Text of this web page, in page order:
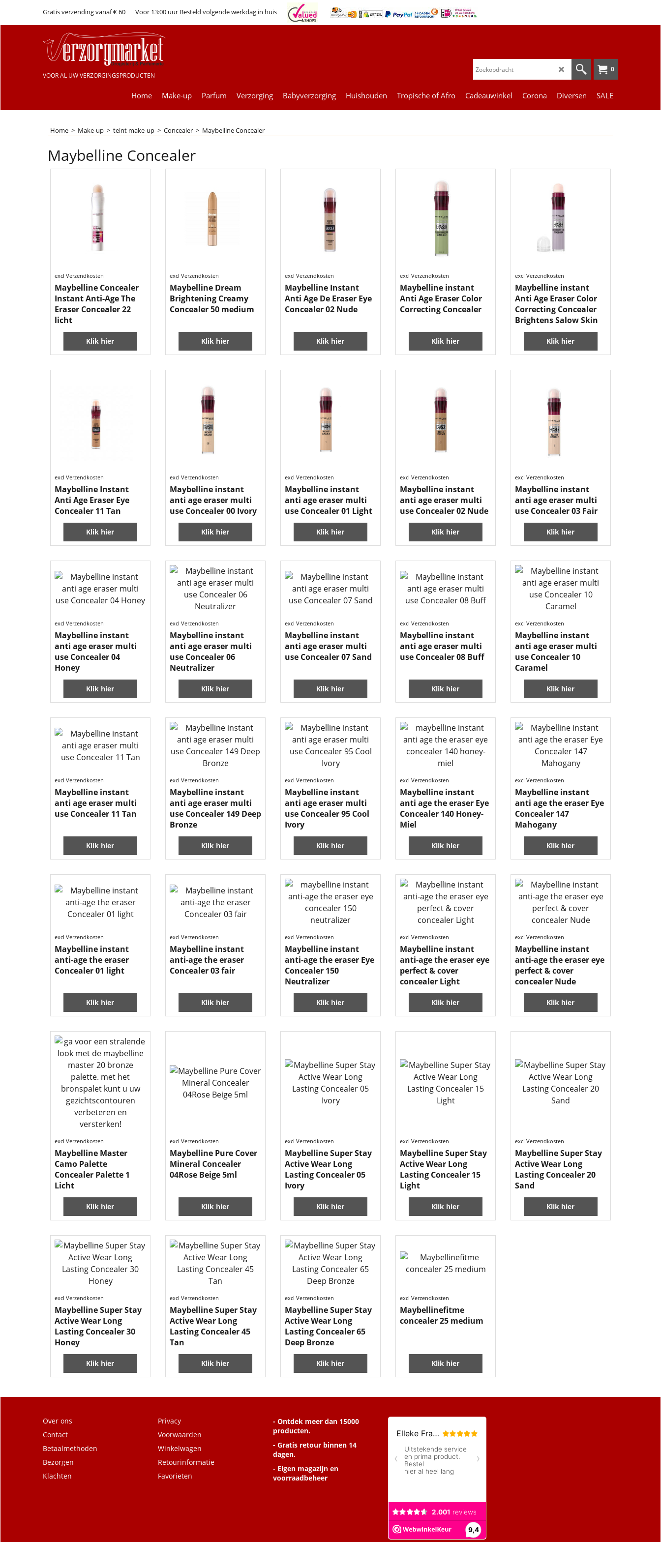
Gratis verzending vanaf € 60 Voor 13:00 uur Besteld volgende werkdag in huis
VOOR AL UW VERZORGINGSPRODUCTEN
0
Home Make-up Parfum Verzorging Babyverzorging Huishouden Tropische of Afro Cadeauwinkel Corona Diversen SALE
Home > Make-up > teint make-up > Concealer > Maybelline Concealer
Maybelline Concealer
excl Verzendkosten
Maybelline Concealer
Instant Anti-Age The
Eraser Concealer 22
licht
Klik hier
excl Verzendkosten
Maybelline Dream
Brightening Creamy
Concealer 50 medium
Klik hier
excl Verzendkosten
Maybelline Instant
Anti Age De Eraser Eye
Concealer 02 Nude
Klik hier
excl Verzendkosten
Maybelline instant
Anti Age Eraser Color
Correcting Concealer
Klik hier
excl Verzendkosten
Maybelline instant
Anti Age Eraser Color
Correcting Concealer
Brightens Salow Skin
Klik hier
excl Verzendkosten
Maybelline Instant
Anti Age Eraser Eye
Concealer 11 Tan
Klik hier
excl Verzendkosten
Maybelline instant
anti age eraser multi
use Concealer 00 Ivory
Klik hier
excl Verzendkosten
Maybelline instant
anti age eraser multi
use Concealer 01 Light
Klik hier
excl Verzendkosten
Maybelline instant
anti age eraser multi
use Concealer 02 Nude
Klik hier
excl Verzendkosten
Maybelline instant
anti age eraser multi
use Concealer 03 Fair
Klik hier
excl Verzendkosten
Maybelline instant
anti age eraser multi
use Concealer 04
Honey
Klik hier
excl Verzendkosten
Maybelline instant
anti age eraser multi
use Concealer 06
Neutralizer
Klik hier
excl Verzendkosten
Maybelline instant
anti age eraser multi
use Concealer 07 Sand
Klik hier
excl Verzendkosten
Maybelline instant
anti age eraser multi
use Concealer 08 Buff
Klik hier
excl Verzendkosten
Maybelline instant
anti age eraser multi
use Concealer 10
Caramel
Klik hier
excl Verzendkosten
Maybelline instant
anti age eraser multi
use Concealer 11 Tan
Klik hier
excl Verzendkosten
Maybelline instant
anti age eraser multi
use Concealer 149 Deep
Bronze
Klik hier
excl Verzendkosten
Maybelline instant
anti age eraser multi
use Concealer 95 Cool
Ivory
Klik hier
excl Verzendkosten
Maybelline instant
anti age the eraser Eye
Concealer 140 Honey-
Miel
Klik hier
excl Verzendkosten
Maybelline instant
anti age the eraser Eye
Concealer 147
Mahogany
Klik hier
excl Verzendkosten
Maybelline instant
anti-age the eraser
Concealer 01 light
Klik hier
excl Verzendkosten
Maybelline instant
anti-age the eraser
Concealer 03 fair
Klik hier
excl Verzendkosten
Maybelline instant
anti-age the eraser Eye
Concealer 150
Neutralizer
Klik hier
excl Verzendkosten
Maybelline instant
anti-age the eraser eye
perfect & cover
concealer Light
Klik hier
excl Verzendkosten
Maybelline instant
anti-age the eraser eye
perfect & cover
concealer Nude
Klik hier
excl Verzendkosten
Maybelline Master
Camo Palette
Concealer Palette 1
Licht
Klik hier
excl Verzendkosten
Maybelline Pure Cover
Mineral Concealer
04Rose Beige 5ml
Klik hier
excl Verzendkosten
Maybelline Super Stay
Active Wear Long
Lasting Concealer 05
Ivory
Klik hier
excl Verzendkosten
Maybelline Super Stay
Active Wear Long
Lasting Concealer 15
Light
Klik hier
excl Verzendkosten
Maybelline Super Stay
Active Wear Long
Lasting Concealer 20
Sand
Klik hier
excl Verzendkosten
Maybelline Super Stay
Active Wear Long
Lasting Concealer 30
Honey
Klik hier
excl Verzendkosten
Maybelline Super Stay
Active Wear Long
Lasting Concealer 45
Tan
Klik hier
excl Verzendkosten
Maybelline Super Stay
Active Wear Long
Lasting Concealer 65
Deep Bronze
Klik hier
excl Verzendkosten
Maybellinefitme
concealer 25 medium
Klik hier
Over ons
Contact
Betaalmethoden
Bezorgen
Klachten
Privacy
Voorwaarden
Winkelwagen
Retourinformatie
Favorieten
- Ontdek meer dan 15000
producten.
- Gratis retour binnen 14
dagen.
- Eigen magazijn en
voorraadbeheer